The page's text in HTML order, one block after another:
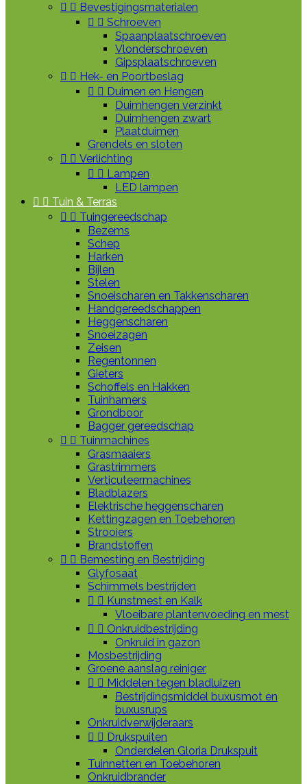
  Bevestigingsmaterialen
  Schroeven
Spaanplaatschroeven
Vlonderschroeven
Gipsplaatschroeven
  Hek- en Poortbeslag
  Duimen en Hengen
Duimhengen verzinkt
Duimhengen zwart
Plaatduimen
Grendels en sloten
  Verlichting
  Lampen
LED lampen
  Tuin & Terras
  Tuingereedschap
Bezems
Schep
Harken
Bijlen
Stelen
Snoeischaren en Takkenscharen
Handgereedschappen
Heggenscharen
Snoeizagen
Zeisen
Regentonnen
Gieters
Schoffels en Hakken
Tuinhamers
Grondboor
Bagger gereedschap
  Tuinmachines
Grasmaaiers
Grastrimmers
Verticuteermachines
Bladblazers
Elektrische heggenscharen
Kettingzagen en Toebehoren
Strooiers
Brandstoffen
  Bemesting en Bestrijding
Glyfosaat
Schimmels bestrijden
  Kunstmest en Kalk
Vloeibare plantenvoeding en mest
  Onkruidbestrijding
Onkruid in gazon
Mosbestrijding
Groene aanslag reiniger
  Middelen tegen bladluizen
Bestrijdingsmiddel buxusmot en
buxusrups
Onkruidverwijderaars
  Drukspuiten
Onderdelen Gloria Drukspuit
Tuinnetten en Toebehoren
Onkruidbrander